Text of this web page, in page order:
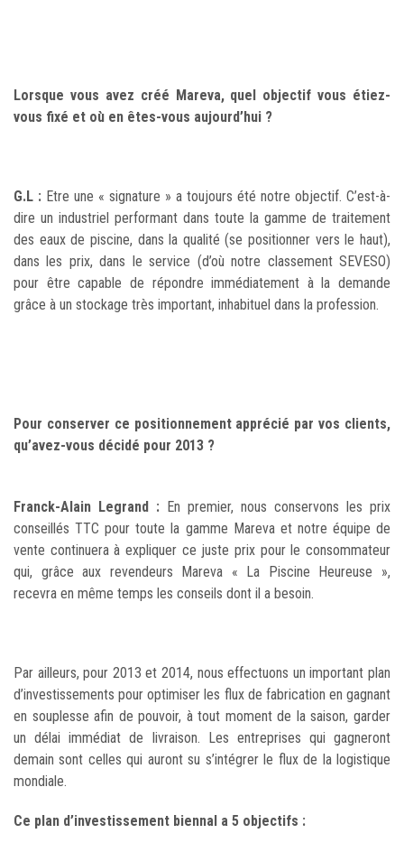
Lorsque vous avez créé Mareva, quel objectif vous étiez-
vous fixé et où en êtes-vous aujourd’hui ?
G.L : Etre une « signature » a toujours été notre objectif. C’est-à-
dire un industriel performant dans toute la gamme de traitement
des eaux de piscine, dans la qualité (se positionner vers le haut),
dans les prix, dans le service (d’où notre classement SEVESO)
pour être capable de répondre immédiatement à la demande
grâce à un stockage très important, inhabituel dans la profession.
Pour conserver ce positionnement apprécié par vos clients,
qu’avez-vous décidé pour 2013 ?
Franck-Alain Legrand : En premier, nous conservons les prix
conseillés TTC pour toute la gamme Mareva et notre équipe de
vente continuera à expliquer ce juste prix pour le consommateur
qui, grâce aux revendeurs Mareva « La Piscine Heureuse »,
recevra en même temps les conseils dont il a besoin.
Par ailleurs, pour 2013 et 2014, nous effectuons un important plan
d’investissements pour optimiser les flux de fabrication en gagnant
en souplesse afin de pouvoir, à tout moment de la saison, garder
un délai immédiat de livraison. Les entreprises qui gagneront
demain sont celles qui auront su s’intégrer le flux de la logistique
mondiale.
Ce plan d’investissement biennal a 5 objectifs :